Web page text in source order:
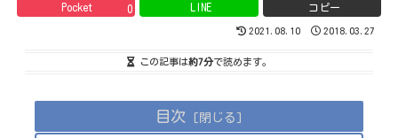
Pocket 0 LINE コピー
2021.08.10 2018.03.27
この記事は約7分で読めます。
目次